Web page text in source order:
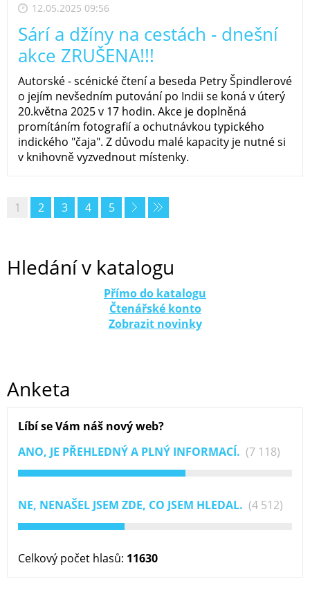
12.05.2025 09:56
Sárí a džíny na cestách - dnešní
akce ZRUŠENA!!!
Autorské - scénické čtení a beseda Petry Špindlerové
o jejím nevšedním putování po Indii se koná v úterý
20.května 2025 v 17 hodin. Akce je doplněná
promítáním fotografií a ochutnávkou typického
indického "čaja". Z důvodu malé kapacity je nutné si
v knihovně vyzvednout místenky.
1 2 3 4 5
Hledání v katalogu
Přímo do katalogu
Čtenářské konto
Zobrazit novinky
Anketa
Líbí se Vám náš nový web?
ANO, JE PŘEHLEDNÝ A PLNÝ INFORMACÍ. (7 118)
NE, NENAŠEL JSEM ZDE, CO JSEM HLEDAL. (4 512)
Celkový počet hlasů: 11630